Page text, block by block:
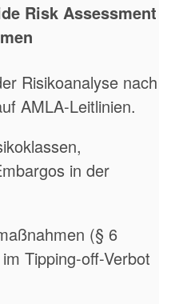
Risk Assessment
Risikoanalyse nach
AMLA-Leitlinien.
in der
(§ 6
Tipping-off-Verbot